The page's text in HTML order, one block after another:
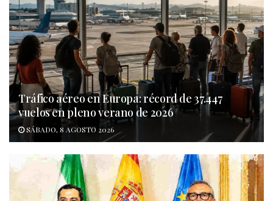
Tráfico aéreo en Europa: récord de 37.447
vuelos en pleno verano de 2026
SÁBADO, 8 AGOSTO 2026